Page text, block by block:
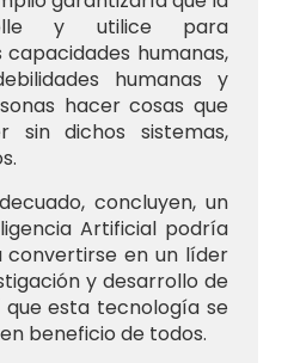
y utilice para
humanas,
humanas y
hacer cosas que
sin dichos sistemas,
concluyen, un
Artificial podría
convertirse en un líder
y desarrollo de
que esta tecnología se
beneficio de todos.